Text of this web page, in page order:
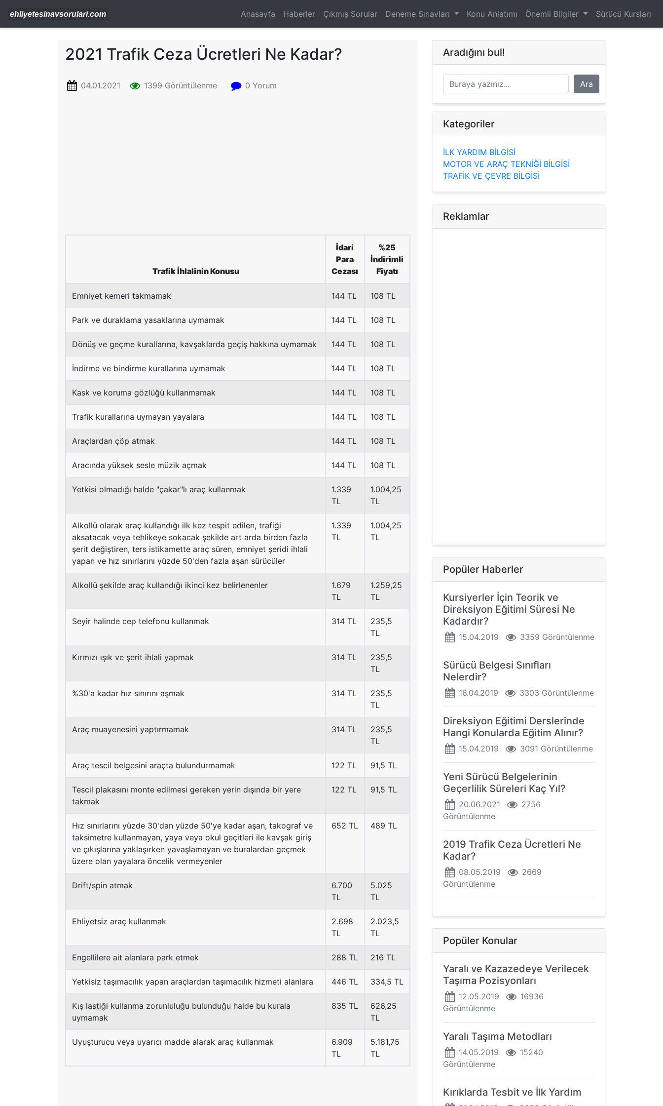
Anasayfa Haberler Çıkmış Sorular Deneme Sınavları Konu Anlatımı Önemli Bilgiler Sürücü Kursları
2021 Trafik Ceza Ücretleri Ne Kadar?
04.01.2021 1399 Görüntülenme 0 Yorum
Trafik İhlalinin Konusu
İdari
Para
Cezası
%25
İndirimli
Fiyatı
Emniyet kemeri takmamak 144 TL 108 TL
Park ve duraklama yasaklarına uymamak 144 TL 108 TL
Dönüş ve geçme kurallarına, kavşaklarda geçiş hakkına uymamak 144 TL 108 TL
İndirme ve bindirme kurallarına uymamak 144 TL 108 TL
Kask ve koruma gözlüğü kullanmamak 144 TL 108 TL
Trafik kurallarına uymayan yayalara 144 TL 108 TL
Araçlardan çöp atmak 144 TL 108 TL
Aracında yüksek sesle müzik açmak 144 TL 108 TL
Yetkisi olmadığı halde "çakar"lı araç kullanmak
1.339
TL
1.004,25
TL
Alkollü olarak araç kullandığı ilk kez tespit edilen, trafiği
aksatacak veya tehlikeye sokacak şekilde art arda birden fazla
şerit değiştiren, ters istikamette araç süren, emniyet şeridi ihlali
yapan ve hız sınırlarını yüzde 50'den fazla aşan sürücüler
1.339
TL
1.004,25
TL
Alkollü şekilde araç kullandığı ikinci kez belirlenenler
1.679
TL
1.259,25
TL
Seyir halinde cep telefonu kullanmak 314 TL
235,5
TL
Kırmızı ışık ve şerit ihlali yapmak 314 TL
235,5
TL
%30'a kadar hız sınırını aşmak 314 TL
235,5
TL
Araç muayenesini yaptırmamak 314 TL
235,5
TL
Araç tescil belgesini araçta bulundurmamak 122 TL 91,5 TL
Tescil plakasını monte edilmesi gereken yerin dışında bir yere
takmak
122 TL 91,5 TL
Hız sınırlarını yüzde 30'dan yüzde 50'ye kadar aşan, takograf ve
taksimetre kullanmayan, yaya veya okul geçitleri ile kavşak giriş
ve çıkışlarına yaklaşırken yavaşlamayan ve buralardan geçmek
üzere olan yayalara öncelik vermeyenler
652 TL 489 TL
Drift/spin atmak
6.700
TL
5.025
TL
Ehliyetsiz araç kullanmak
2.698
TL
2.023,5
TL
Engellilere ait alanlara park etmek 288 TL 216 TL
Yetkisiz taşımacılık yapan araçlardan taşımacılık hizmeti alanlara 446 TL 334,5 TL
Kış lastiği kullanma zorunluluğu bulunduğu halde bu kurala
uymamak
835 TL
626,25
TL
Uyuşturucu veya uyarıcı madde alarak araç kullanmak
6.909
TL
5.181,75
TL
Aradığını bul!
Kategoriler
İLK YARDIM BİLGİSİ
MOTOR VE ARAÇ TEKNİĞİ BİLGİSİ
TRAFİK VE ÇEVRE BİLGİSİ
Reklamlar
Popüler Haberler
Kursiyerler İçin Teorik ve
Direksiyon Eğitimi Süresi Ne
Kadardır?
15.04.2019 3359 Görüntülenme
Sürücü Belgesi Sınıfları
Nelerdir?
16.04.2019 3303 Görüntülenme
Direksiyon Eğitimi Derslerinde
Hangi Konularda Eğitim Alınır?
15.04.2019 3091 Görüntülenme
Yeni Sürücü Belgelerinin
Geçerlilik Süreleri Kaç Yıl?
20.06.2021
2756
Görüntülenme
2019 Trafik Ceza Ücretleri Ne
Kadar?
08.05.2019
2669
Görüntülenme
Popüler Konular
Yaralı ve Kazazedeye Verilecek
Taşıma Pozisyonları
12.05.2019
16936
Görüntülenme
Yaralı Taşıma Metodları
14.05.2019
15240
Görüntülenme
Kırıklarda Tesbit ve İlk Yardım